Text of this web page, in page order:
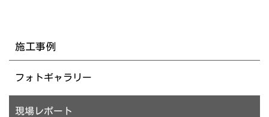
施工事例
フォトギャラリー
現場レポート